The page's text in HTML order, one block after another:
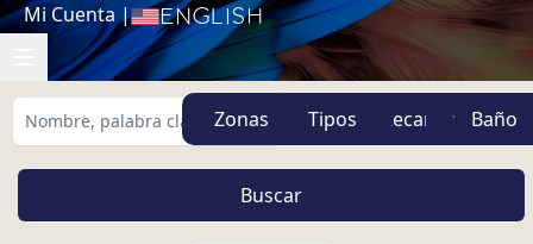
Mi Cuenta | English
Zonas Tipos